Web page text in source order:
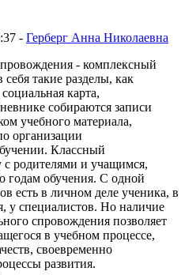
- Герберг Анна Николаевна
- комплексный
такие разделы, как
карта,
собираются записи
учебного материала,
организации
Классный
с родителями и учащимся,
годам обучения. С одной
есть в личном деле ученика, в
у специалистов. Но наличие
спровождения позволяет
в учебном процессе,
своевременно
развития.